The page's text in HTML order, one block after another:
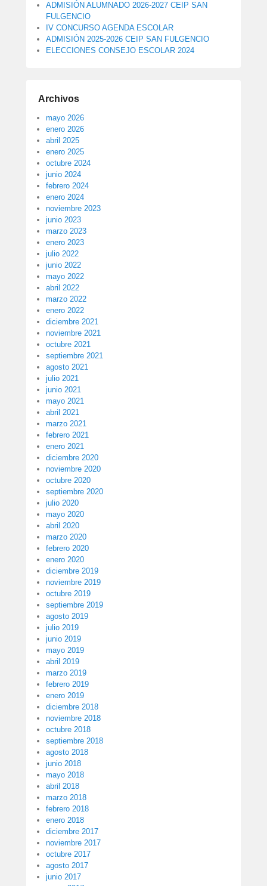
ADMISIÓN ALUMNADO 2026-2027 CEIP SAN
FULGENCIO
IV CONCURSO AGENDA ESCOLAR
ADMISIÓN 2025-2026 CEIP SAN FULGENCIO
ELECCIONES CONSEJO ESCOLAR 2024
Archivos
mayo 2026
enero 2026
abril 2025
enero 2025
octubre 2024
junio 2024
febrero 2024
enero 2024
noviembre 2023
junio 2023
marzo 2023
enero 2023
julio 2022
junio 2022
mayo 2022
abril 2022
marzo 2022
enero 2022
diciembre 2021
noviembre 2021
octubre 2021
septiembre 2021
agosto 2021
julio 2021
junio 2021
mayo 2021
abril 2021
marzo 2021
febrero 2021
enero 2021
diciembre 2020
noviembre 2020
octubre 2020
septiembre 2020
julio 2020
mayo 2020
abril 2020
marzo 2020
febrero 2020
enero 2020
diciembre 2019
noviembre 2019
octubre 2019
septiembre 2019
agosto 2019
julio 2019
junio 2019
mayo 2019
abril 2019
marzo 2019
febrero 2019
enero 2019
diciembre 2018
noviembre 2018
octubre 2018
septiembre 2018
agosto 2018
junio 2018
mayo 2018
abril 2018
marzo 2018
febrero 2018
enero 2018
diciembre 2017
noviembre 2017
octubre 2017
agosto 2017
junio 2017